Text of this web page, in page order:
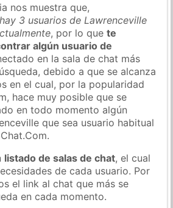
nos muestra que,
hay 3 usuarios de Lawrenceville
, por lo quete
algún usuario de
en la sala de chat más
debido a que se alcanza
en el cual, por la popularidad
hace muy posible que se
en todo momento algún
que sea usuario habitual
listado de salas de chat, el cual
de cada usuario. Por
el link al chat que más se
en cada momento.